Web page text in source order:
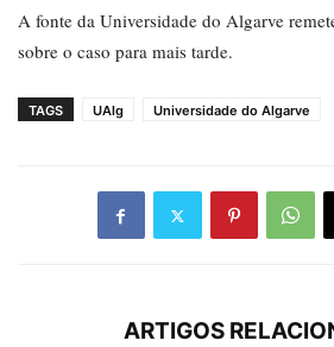
A fonte da Universidade do Algarve
sobre o caso para mais tarde.
TAGS UAlg Universidade do Algarve
ARTIGOS